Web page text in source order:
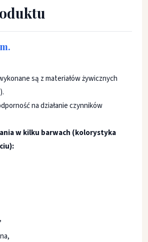
są z materiałów żywicznych
na działanie czynników
w kilku barwach (kolorystyka